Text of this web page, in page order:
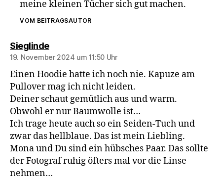
meine kleinen Tücher sich gut machen.
VOM BEITRAGSAUTOR
Sieglindesagt:
19. November 2024 um 11:50 Uhr
Einen Hoodie hatte ich noch nie. Kapuze am
Pullover mag ich nicht leiden.
Deiner schaut gemütlich aus und warm.
Obwohl er nur Baumwolle ist…
Ich trage heute auch so ein Seiden-Tuch und
zwar das hellblaue. Das ist mein Liebling.
Mona und Du sind ein hübsches Paar. Das sollte
der Fotograf ruhig öfters mal vor die Linse
nehmen…